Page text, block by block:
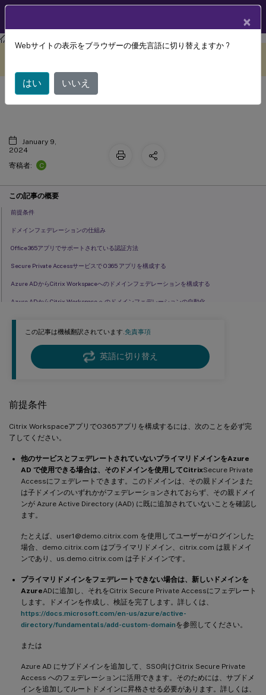
Citrix Secure Private Access Citrix Secure Private Access
この記事は機械翻訳されています.免責事項
英語に切り替え
前提条件
Citrix WorkspaceアプリでO365アプリを構成するには、次のことを必ず完
了してください。
他のサービスとフェデレートされていないプライマリドメインをAzure
AD で使用できる場合は、そのドメインを使用してCitrixSecure Private
Accessにフェデレートできます。このドメインは、その親ドメインまた
は子ドメインのいずれかがフェデレーションされておらず、その親ドメイ
ンが Azure Active Directory (AAD) に既に追加されていないことを確認し
ます。
たとえば、user1@demo.citrix.com を使用してユーザーがログインした
場合、demo.citrix.com はプライマリドメイン、citrix.com は親ドメイ
ンであり、us.demo.citrix.com は子ドメインです。
プライマリドメインをフェデレートできない場合は、新しいドメインを
AzureADに追加し、それをCitrix Secure Private Accessにフェデレート
します。ドメインを作成し、検証を完了します。詳しくは、
https://docs.microsoft.com/en-us/azure/active-
directory/fundamentals/add-custom-domainを参照してください。
または
Azure AD にサブドメインを追加して、SSO向けCitrix Secure Private
Access へのフェデレーションに活用できます。そのためには、サブドメ
インを追加してルートドメインに昇格させる必要があります。詳しくは、
O365の構成
January 9,
2024
寄稿者:
C
この記事の概要
前提条件
ドメインフェデレーションの仕組み
Office365アプリでサポートされている認証方法
Secure Private Accessサービスで O365 アプリを構成する
Azure ADからCitrix Workspaceへのドメインフェデレーションを構成する
Azure ADからCitrix Workspace へのドメインフェデレーションの自動化
多要素認証 (MFA) の抑制
Citrix Workspace での個々のOfficeスイートアプリケーションの構成
Azure AD に統合されたサードパーティ製アプリ
×
Webサイトの表示をブラウザーの優先言語に切り替えますか ?
はい いいえ